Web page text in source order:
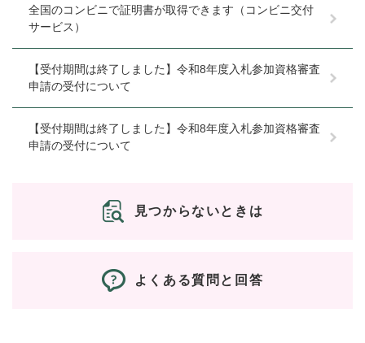
全国のコンビニで証明書が取得できます（コンビニ交付
サービス）
【受付期間は終了しました】令和8年度入札参加資格審査
申請の受付について
【受付期間は終了しました】令和8年度入札参加資格審査
申請の受付について
見つからないときは
よくある質問と回答